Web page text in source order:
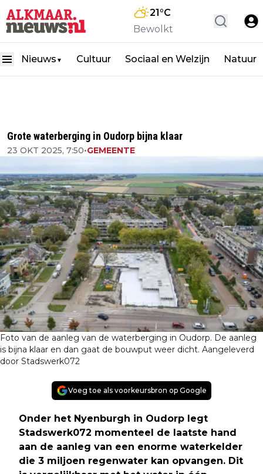
21°C
Bewolkt
Nieuws ▼ Cultuur Sociaal en Welzijn Natuur
Grote waterberging in Oudorp bijna klaar
23 OKT 2025, 7:50•GEMEENTE
Foto van de aanleg van de waterberging in Oudorp. De aanleg
is bijna klaar en dan gaat de bouwput weer dicht. Aangeleverd
door Stadswerk072
Voeg toe als voorkeursbron op Google
Onder het Nyenburgh in Oudorp legt
Stadswerk072 momenteel de laatste hand
aan de aanleg van een enorme waterkelder
die 3 miljoen regenwater kan opvangen. Dit